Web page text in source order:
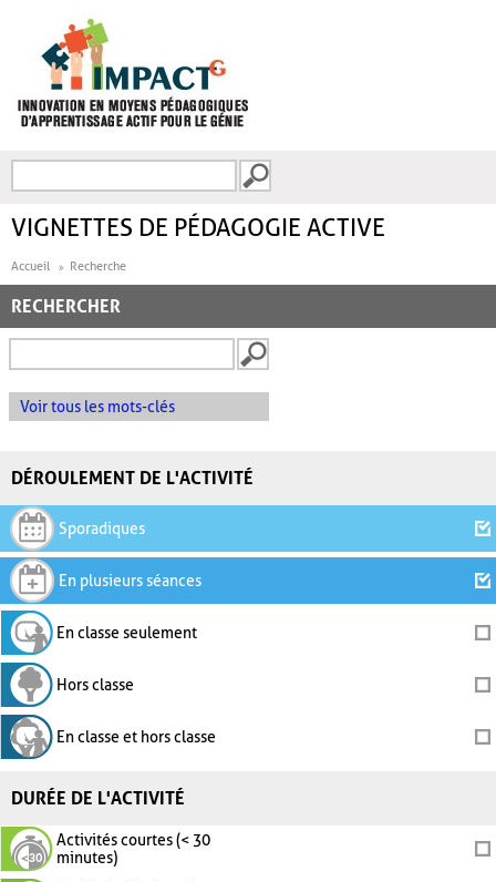
FORMULAIRE DE
VIGNETTES DE PÉDAGOGIE ACTIVE
Accueil Recherche
RECHERCHER
Voir tous les mots-clés
DÉROULEMENT DE L'ACTIVITÉ
Sporadiques
En plusieurs séances
En classe seulement
Hors classe
En classe et hors classe
DURÉE DE L'ACTIVITÉ
Activités courtes (< 30
minutes)